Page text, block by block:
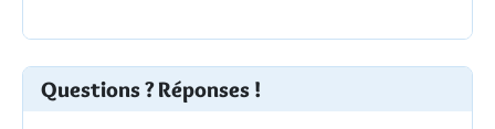
Questions ? Réponses !